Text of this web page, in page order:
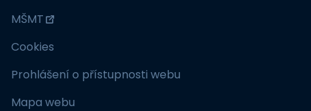
MŠMT
Cookies
Prohlášení o přístupnosti webu
Mapa webu